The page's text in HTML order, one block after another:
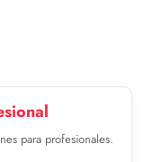
para profesionales.